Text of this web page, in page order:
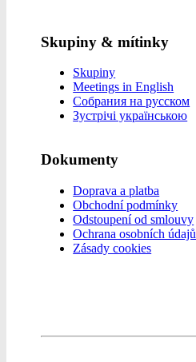
Skupiny & mítinky
Skupiny
Meetings in English
Собрания на русском
Зустрічі українською
Dokumenty
Doprava a platba
Obchodní podmínky
Odstoupení od smlouvy
Ochrana osobních údajů
Zásady cookies